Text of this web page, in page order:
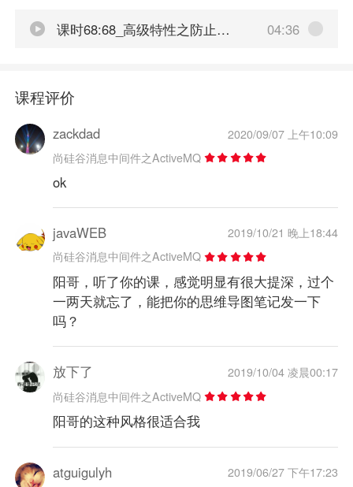
课时68:68_高级特性之防止重复调用 04:36
课程评价
zackdad
2020/09/07 上午10:09
尚硅谷消息中间件之ActiveMQ
ok
javaWEB
2019/10/21 晚上18:44
尚硅谷消息中间件之ActiveMQ
阳哥，听了你的课，感觉明显有很大提深，过个
一两天就忘了，能把你的思维导图笔记发一下
吗？
放下了
2019/10/04 凌晨00:17
尚硅谷消息中间件之ActiveMQ
阳哥的这种风格很适合我
atguigulyh
2019/06/27 下午17:23